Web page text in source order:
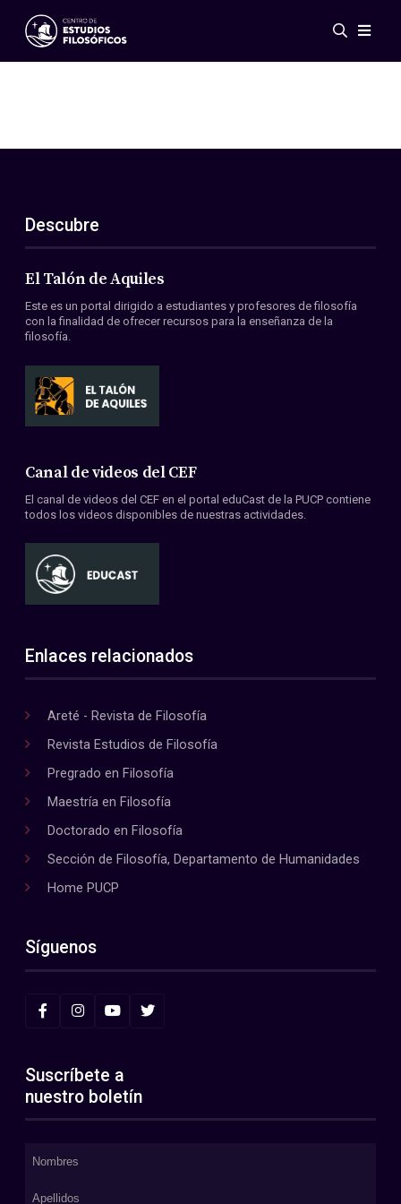
Eventos
ES
EN
Acerca de nosotros
Miembros
Convenios
Descubre
El Talón de Aquiles
Este es un portal dirigido a estudiantes y profesores de filosofía
con la finalidad de ofrecer recursos para la enseñanza de la
filosofía.
Canal de videos del CEF
El canal de videos del CEF en el portal eduCast de la PUCP contiene
todos los videos disponibles de nuestras actividades.
Enlaces relacionados
Areté - Revista de Filosofía
Revista Estudios de Filosofía
Pregrado en Filosofía
Maestría en Filosofía
Doctorado en Filosofía
Sección de Filosofía, Departamento de Humanidades
Home PUCP
Síguenos
Suscríbete a
nuestro boletín